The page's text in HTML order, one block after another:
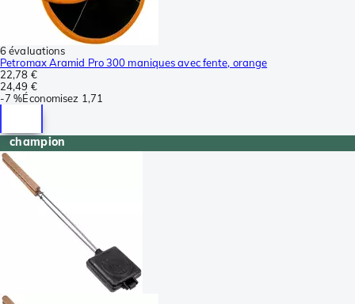
6 évaluations
Petromax Aramid Pro 300 maniques avec fente, orange
22,78 €
24,49 €
-7 %Économisez 1,71
champion